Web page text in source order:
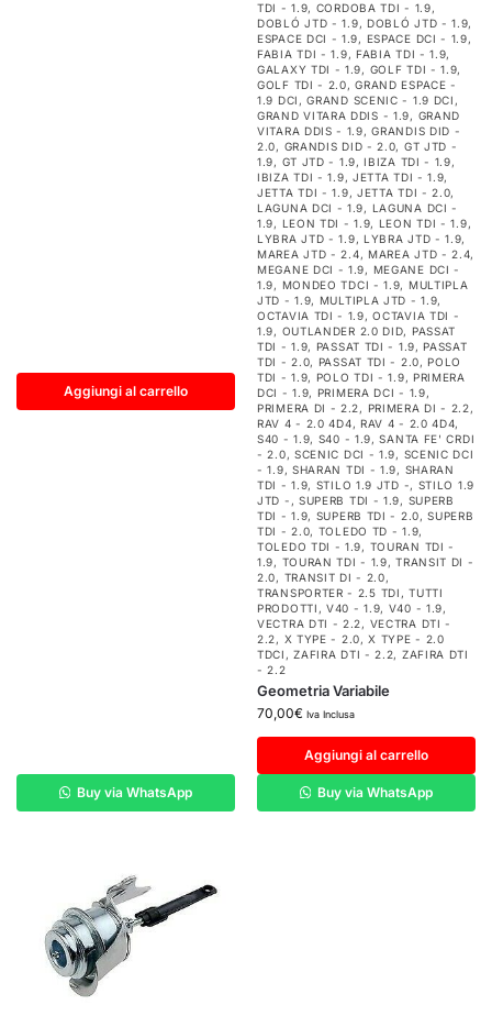
Aggiungi al carrello
Buy via WhatsApp
TDI - 1.9, CORDOBA TDI - 1.9,
DOBLÓ JTD - 1.9, DOBLÓ JTD - 1.9,
ESPACE DCI - 1.9, ESPACE DCI - 1.9,
FABIA TDI - 1.9, FABIA TDI - 1.9,
GALAXY TDI - 1.9, GOLF TDI - 1.9,
GOLF TDI - 2.0,GRAND ESPACE -
1.9 DCI ,GRAND SCENIC - 1.9 DCI ,
GRAND VITARA DDIS - 1.9, GRAND
VITARA DDIS - 1.9,GRANDIS DID -
2.0, GRANDIS DID - 2.0, GT JTD -
1.9, GT JTD - 1.9,IBIZA TDI - 1.9,
IBIZA TDI - 1.9, JETTA TDI - 1.9,
JETTA TDI - 1.9, JETTA TDI - 2.0,
LAGUNA DCI - 1.9, LAGUNA DCI -
1.9, LEON TDI - 1.9, LEON TDI - 1.9,
LYBRA JTD - 1.9, LYBRA JTD - 1.9,
MAREA JTD - 2.4, MAREA JTD - 2.4,
MEGANE DCI - 1.9, MEGANE DCI -
1.9, MONDEO TDCI - 1.9, MULTIPLA
JTD - 1.9, MULTIPLA JTD - 1.9,
OCTAVIA TDI - 1.9,OCTAVIA TDI -
1.9, OUTLANDER 2.0 DID, PASSAT
TDI - 1.9, PASSAT TDI - 1.9,PASSAT
TDI - 2.0, PASSAT TDI - 2.0,POLO
TDI - 1.9, POLO TDI - 1.9, PRIMERA
DCI - 1.9, PRIMERA DCI - 1.9,
PRIMERA DI - 2.2, PRIMERA DI - 2.2,
RAV 4 - 2.0 4D4, RAV 4 - 2.0 4D4,
S40 - 1.9, S40 - 1.9,SANTA FE' CRDI
- 2.0, SCENIC DCI - 1.9, SCENIC DCI
- 1.9, SHARAN TDI - 1.9, SHARAN
TDI - 1.9, STILO 1.9 JTD -, STILO 1.9
JTD - , SUPERB TDI - 1.9, SUPERB
TDI - 1.9, SUPERB TDI - 2.0,SUPERB
TDI - 2.0, TOLEDO TD - 1.9,
TOLEDO TDI - 1.9, TOURAN TDI -
1.9, TOURAN TDI - 1.9,TRANSIT DI -
2.0, TRANSIT DI - 2.0,
TRANSPORTER - 2.5 TDI ,TUTTI
PRODOTTI ,V40 - 1.9, V40 - 1.9,
VECTRA DTI - 2.2, VECTRA DTI -
2.2, X TYPE - 2.0,X TYPE - 2.0
TDCI ,ZAFIRA DTI - 2.2, ZAFIRA DTI
- 2.2
Geometria Variabile
70,00€ Iva Inclusa
Aggiungi al carrello
Buy via WhatsApp